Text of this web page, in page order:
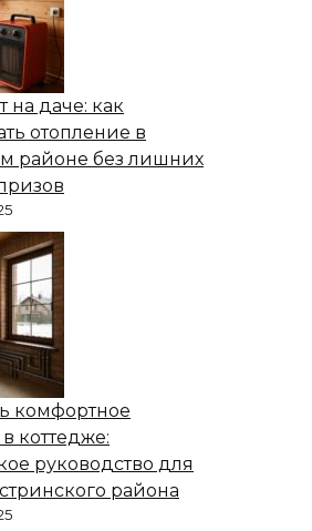
на даче: как
отопление в
районе без лишних
комфортное
коттедже:
руководство для
района